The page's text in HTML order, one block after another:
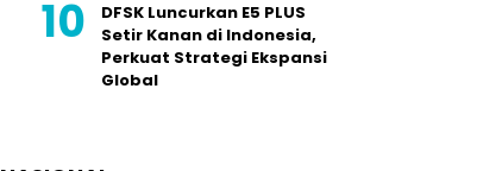
DFSK Luncurkan E5 PLUS
Setir Kanan di Indonesia,
Perkuat Strategi Ekspansi
Global